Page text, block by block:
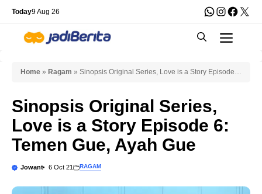
Skip
content
Today9 Aug 26 WhatsApp
X
Home » Ragam » Sinopsis Original Series, Love is a Story Episode
Sinopsis Original Series,
Love is a Story Episode 6:
Temen Gue, Ayah Gue
Jowant 6 Oct 21 RAGAM